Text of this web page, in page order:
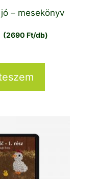
– mesekönyv
(2690 Ft/db)